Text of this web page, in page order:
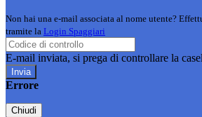
Non hai una e-mail associata al nome utente?
tramite la Login Spaggiari
E-mail inviata, si prega di controllare la
Errore
Chiudi